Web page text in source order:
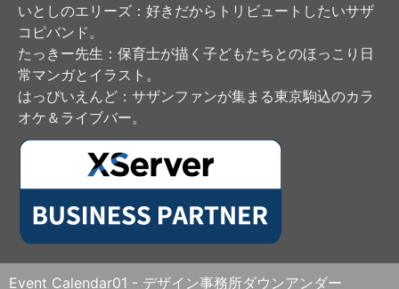
いとしのエリーズ ：好きだからトリビュートしたいサザ
コピバンド。
たっきー先生 ：保育士が描く子どもたちとのほっこり日
常マンガとイラスト。
はっぴいえんど ：サザンファンが集まる東京駒込のカラ
オケ＆ライブバー。
Event Calendar01 - デザイン事務所ダウンアンダー